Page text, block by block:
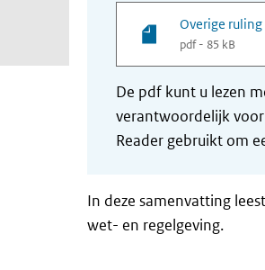
Overige
pdf - 85 kB
De pdf kunt u lezen
verantwoordelijk
Reader gebruikt om
In deze samenvatting
wet- en regelgeving.